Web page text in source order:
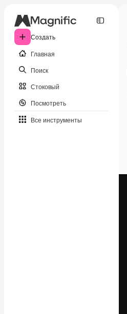
Создать
Главная
Поиск
Стоковый
Посмотреть
Все инструменты